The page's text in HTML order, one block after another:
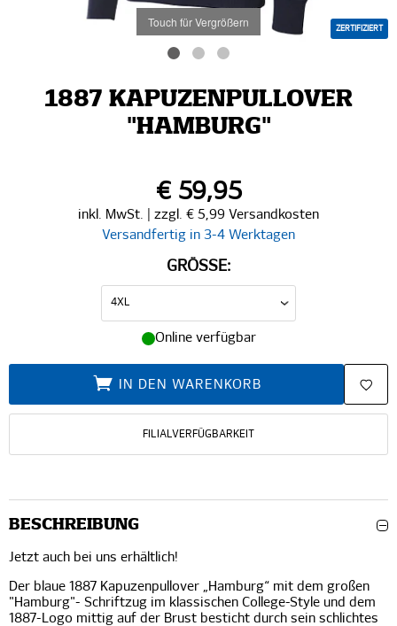
Touch für Vergrößern ZERTIFIZIERT
1887 KAPUZENPULLOVER
"HAMBURG"
€ 59,95
inkl. MwSt. | zzgl. € 5,99 Versandkosten
Versandfertig in 3-4 Werktagen
GRÖSSE:
Online verfügbar
IN DEN WARENKORB
FILIALVERFÜGBARKEIT
BESCHREIBUNG
Jetzt auch bei uns erhältlich!
Der blaue 1887 Kapuzenpullover „Hamburg“ mit dem großen
"Hamburg"- Schriftzug im klassischen College-Style und dem
1887-Logo mittig auf der Brust besticht durch sein schlichtes